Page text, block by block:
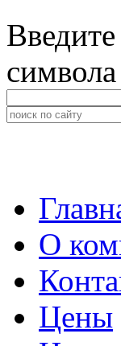
О
Цены